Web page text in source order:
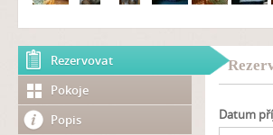
Rezervovat
Pokoje
Popis
Datum